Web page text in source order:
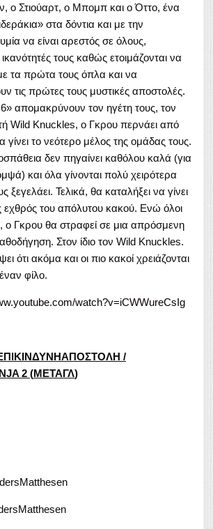
ο Στιούαρτ, ο Μπομπ και ο Όττο, ένα
στα δόντια και με την
να είναι αρεστός σε όλους,
τους καθώς ετοιμάζονται να
τα πρώτα τους όπλα και να
τις πρώτες τους μυστικές αποστολές.
απομακρύνουν τον ηγέτη τους, τον
Wild Knuckles, ο Γκρου περνάει από
γίνει το νεότερο μέλος της ομάδας τους.
δεν πηγαίνει καθόλου καλά (για
και όλα γίνονται πολύ χειρότερα
ξεγελάει. Τελικά, θα καταλήξει να γίνει
εχθρός του απόλυτου κακού. Ενώ όλοι
ο Γκρου θα στραφεί σε μια απρόσμενη
Στον ίδιο τον Wild Knuckles.
ότι ακόμα και οι πιο κακοί χρειάζονται
φίλο.
watch?v=iCWWureCsIg
/
2 (ΜΕΤΑΓΛ)